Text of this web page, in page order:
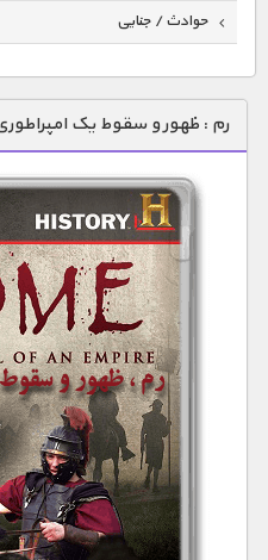
حوادث / جنایی
دنیای خوراکی ها
زمین شناسی / محیط زیست
سازه/ معماری/ مهندسی
سرگرمی
شناخت کودکان
طبیعت
علم و فناوری
فرهنگ / هنر
کیهان / نجوم
گردشگری
ماورایی
رم : ظهور و سقوط یک